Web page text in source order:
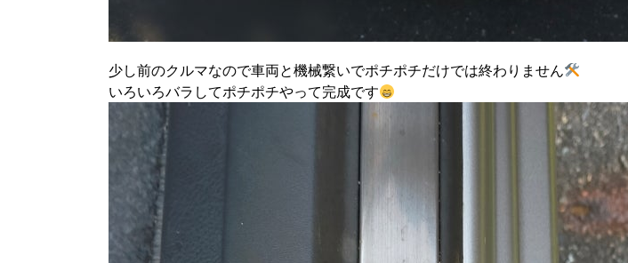
少し前のクルマなので車両と機械繋いでポチポチだけでは終わりません
いろいろバラしてポチポチやって完成です